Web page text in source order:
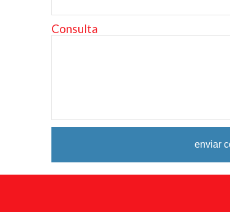
Consulta